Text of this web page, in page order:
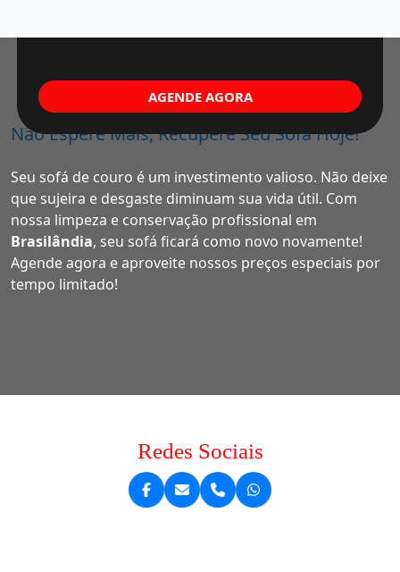
Não Espere Mais, Recupere Seu Sofá Hoje!
Seu sofá de couro é um investimento valioso. Não deixe
que sujeira e desgaste diminuam sua vida útil. Com
nossa limpeza e conservação profissional em
Brasilândia, seu sofá ficará como novo novamente!
Agende agora e aproveite nossos preços especiais por
tempo limitado!
AGENDE AGORA
Redes Sociais